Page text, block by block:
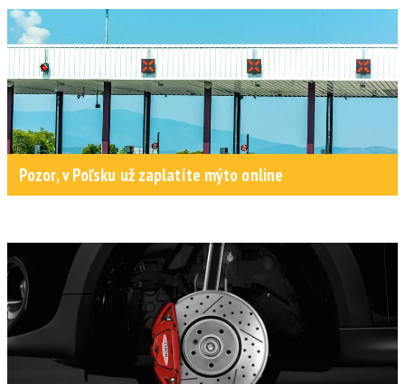
Pozor, v Poľsku už zaplatíte mýto online